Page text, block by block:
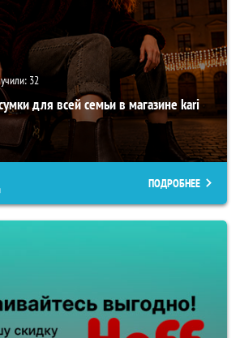
32
для всей семьи в магазине kari
ПОДРОБНЕЕ